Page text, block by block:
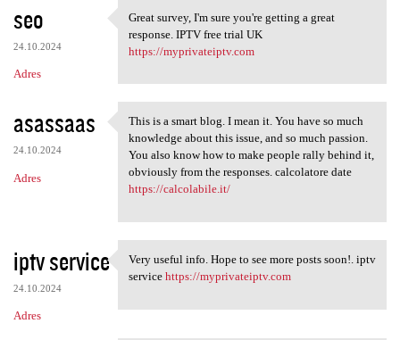
seo
24.10.2024
Adres
Great survey, I'm sure you're
Great survey, I'm sure you're getting a great
response. IPTV free trial UK
https://myprivateiptv.com
asassaas
24.10.2024
Adres
This is a smart blog. I mean
This is a smart blog. I mean it. You have so much
knowledge about this issue, and so much passion.
You also know how to make people rally behind it,
obviously from the responses. calcolatore date
https://calcolabile.it/
iptv service
24.10.2024
Adres
Very useful info. Hope to see
Very useful info. Hope to see more posts soon!. iptv
service https://myprivateiptv.com